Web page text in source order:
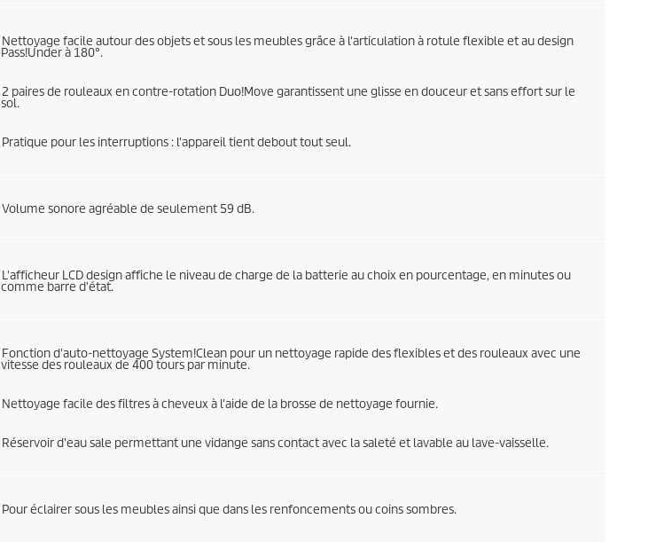
Nettoyage facile autour des objets et sous les meubles grâce à l'articulation à rotule flexible et au design
Pass!Under à 180°.
2 paires de rouleaux en contre-rotation Duo!Move garantissent une glisse en douceur et sans effort sur le
sol.
Pratique pour les interruptions : l'appareil tient debout tout seul.
Volume sonore agréable de seulement 59 dB.
L'afficheur LCD design affiche le niveau de charge de la batterie au choix en pourcentage, en minutes ou
comme barre d'état.
Fonction d'auto-nettoyage System!Clean pour un nettoyage rapide des flexibles et des rouleaux avec une
vitesse des rouleaux de 400 tours par minute.
Nettoyage facile des filtres à cheveux à l'aide de la brosse de nettoyage fournie.
Réservoir d'eau sale permettant une vidange sans contact avec la saleté et lavable au lave-vaisselle.
Pour éclairer sous les meubles ainsi que dans les renfoncements ou coins sombres.